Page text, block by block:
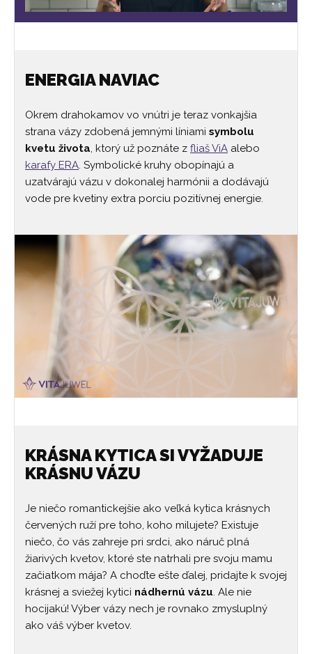
ENERGIA NAVIAC
Okrem drahokamov vo vnútri je teraz vonkajšia
strana vázy zdobená jemnými líniami symbolu
kvetu života, ktorý už poznáte z fliaš ViA alebo
karafy ERA. Symbolické kruhy obopínajú a
uzatvárajú vázu v dokonalej harmónii a dodávajú
vode pre kvetiny extra porciu pozitívnej energie.
KRÁSNA KYTICA SI VYŽADUJE
KRÁSNU VÁZU
Je niečo romantickejšie ako veľká kytica krásnych
červených ruží pre toho, koho milujete? Existuje
niečo, čo vás zahreje pri srdci, ako náruč plná
žiarivých kvetov, ktoré ste natrhali pre svoju mamu
začiatkom mája? A choďte ešte ďalej, pridajte k svojej
krásnej a sviežej kytici nádhernú vázu. Ale nie
hocijakú! Výber vázy nech je rovnako zmysluplný
ako váš výber kvetov.